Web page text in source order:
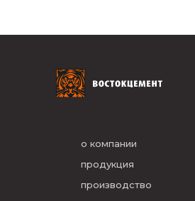
о компании
продукция
производство